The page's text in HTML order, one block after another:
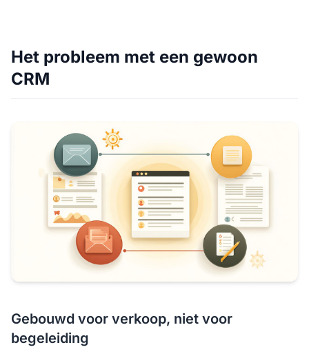
Het probleem met een gewoon
CRM
Gebouwd voor verkoop, niet voor
begeleiding